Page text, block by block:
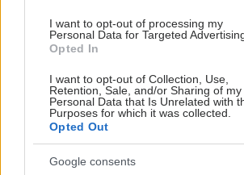
I want to opt-out of processing my
Personal Data for Targeted
Opted In
I want to opt-out of Collection, Use,
Retention, Sale, and/or Sharing of my
Personal Data that Is Unrelated with
Purposes for which it was collected.
Opted Out
Google consents
Πώς
και τα